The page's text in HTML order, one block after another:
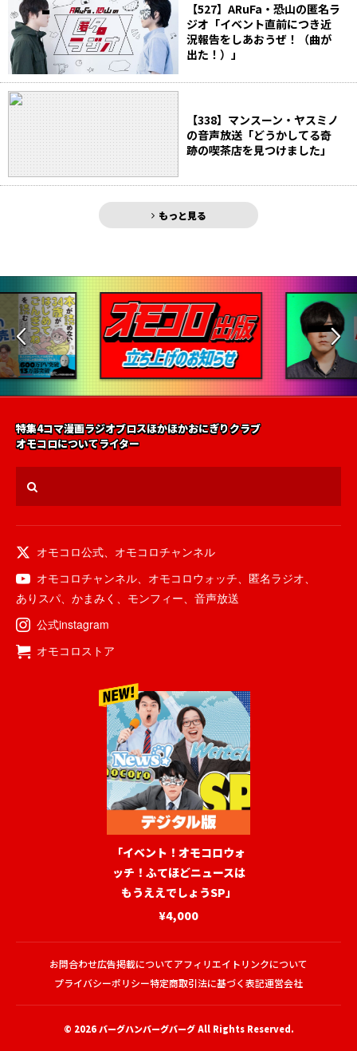
【527】ARuFa・恐山の匿名ラ
ジオ「イベント直前につき近
況報告をしあおうぜ！（曲が
出た！）」
【338】マンスーン・ヤスミノ
の音声放送「どうかしてる奇
跡の喫茶店を見つけました」
もっと見る
特集4コマ漫画ラジオブロスほかほかおにぎりクラブ
オモコロについてライター
オモコロ公式、 オモコロチャンネル
オモコロチャンネル、 オモコロウォッチ、 匿名ラジオ、
ありスパ、 かまみく 、 モンフィー、 音声放送
公式instagram
オモコロストア
「イベント！オモコロウォ
ッチ！ふてほどニュースは
もうええでしょうSP」
¥4,000
お問合わせ広告掲載についてアフィリエイトリンクについて
プライバシーポリシー特定商取引法に基づく表記運営会社
© 2026バーグハンバーグバーグAll Rights Reserved.